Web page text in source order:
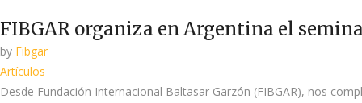
FIBGAR organiza en Argentina el
by Fibgar
Artículos
Desde Fundación Internacional Baltasar Garzón (FIBGAR), nos